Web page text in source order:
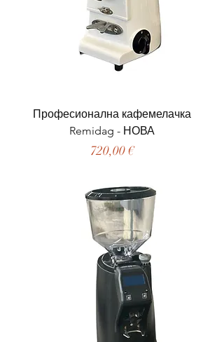
Професионална кафемелачка
Remidag - НОВА
Цена
720,00 €